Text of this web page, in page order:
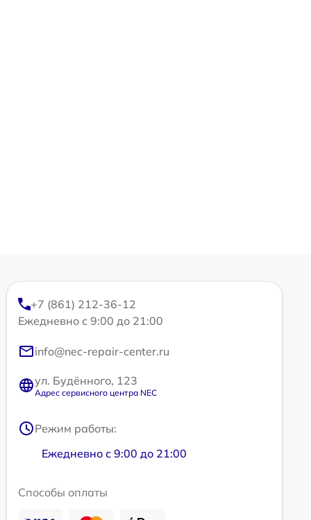
+7 (861) 212-36-12
Ежедневно с 9:00 до 21:00
info@nec-repair-center.ru
ул. Будённого, 123
Адрес сервисного центра NEC
Режим работы:
Ежедневно с 9:00 до 21:00
Способы оплаты